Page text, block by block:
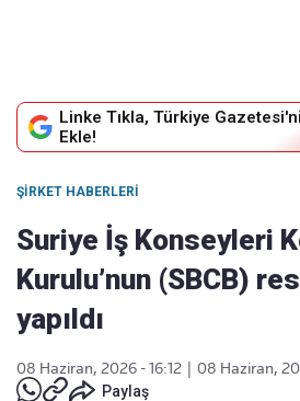
Linke Tıkla, Türkiye
Ekle!
ŞIRKET HABERLERI
Suriye İş Konseyleri
Kurulu’nun (SBCB)
yapıldı
08 Haziran, 2026 - 16:12
08 Haziran,
Paylaş